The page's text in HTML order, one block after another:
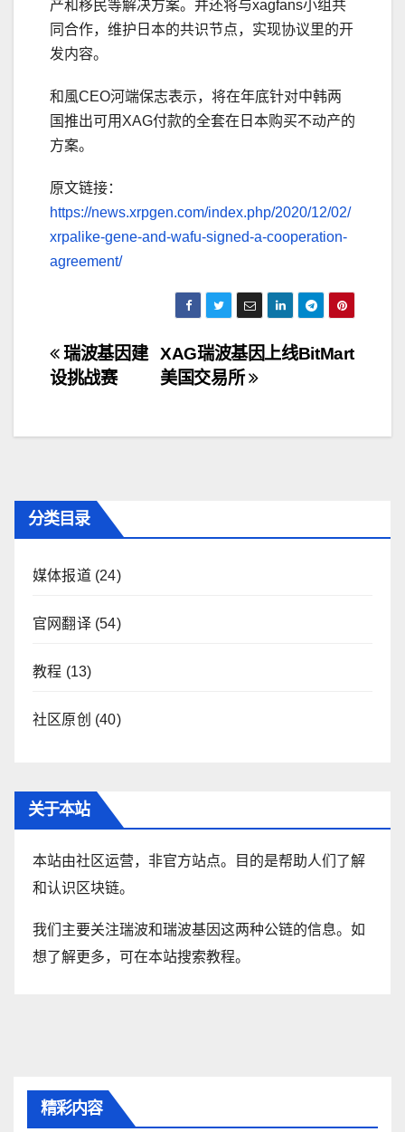
产和移民等解决方案。并还将与xagfans小组共
同合作，维护日本的共识节点，实现协议里的开
发内容。
和風CEO河端保志表示，将在年底针对中韩两
国推出可用XAG付款的全套在日本购买不动产的
方案。
原文链接：
https://news.xrpgen.com/index.php/2020/12/02/
xrpalike-gene-and-wafu-signed-a-cooperation-
agreement/
文
章
XAG瑞波基因上线BitMart
美国交易所
瑞波基因建
设挑战赛
分类目录
媒体报道(24)
官网翻译(54)
教程 (13)
社区原创 (40)
关于本站
本站由社区运营，非官方站点。目的是帮助人们了解
和认识区块链。
我们主要关注瑞波和瑞波基因这两种公链的信息。如
想了解更多，可在本站搜索教程。
精彩内容